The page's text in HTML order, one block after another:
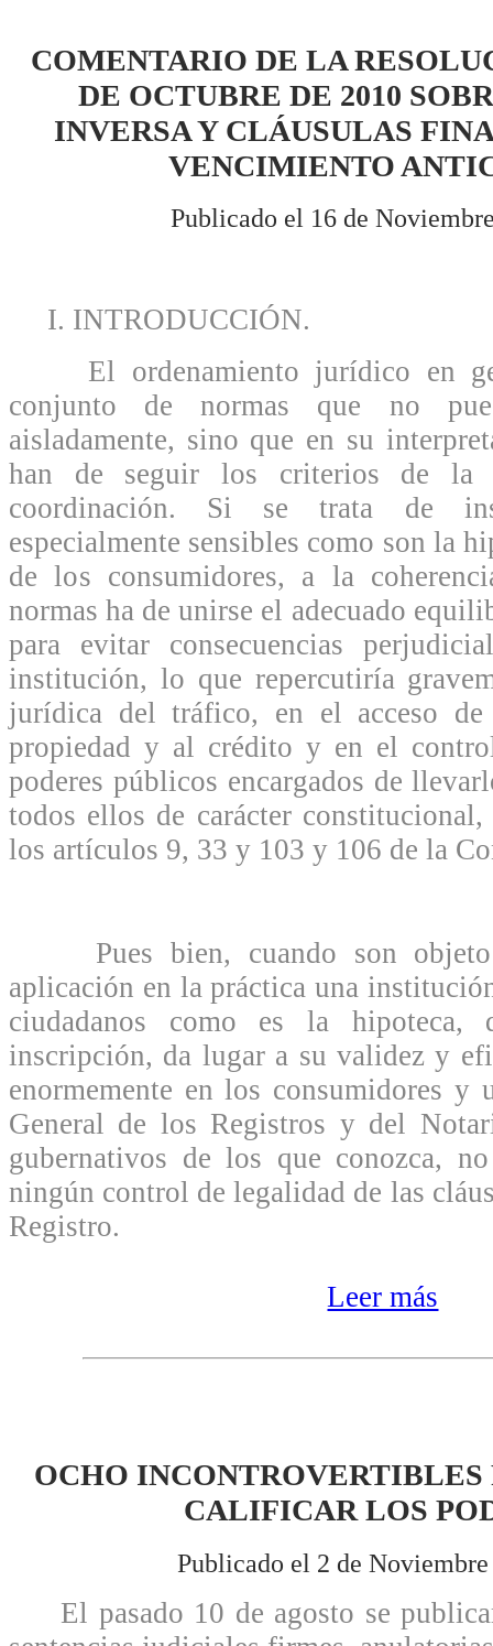
COMENTARIO DE LA
DE OCTUBRE DE 2010
INVERSA Y CLÁUSULAS
VENCIMIENTO
Publicado el 16 de
I. INTRODUCCIÓN.
El ordenamiento jurídico en
conjunto de normas que no
aisladamente, sino que en su
han de seguir los criterios de la
coordinación. Si se trata de
especialmente sensibles como son la
de los consumidores, a la
normas ha de unirse el adecuado
para evitar consecuencias
institución, lo que repercutiría
jurídica del tráfico, en el acceso
propiedad y al crédito y en el
poderes públicos encargados de
todos ellos de carácter
los artículos 9, 33 y 103 y 106 de la
Pues bien, cuando son objeto
aplicación en la práctica una
ciudadanos como es la
inscripción, da lugar a su validez y
enormemente en los consumidores y
General de los Registros y del
gubernativos de los que conozca,
ningún control de legalidad de las
Registro.
Leer más
OCHO INCONTROVERTIBLES
CALIFICAR LOS
Publicado el 2 de
El pasado 10 de agosto se